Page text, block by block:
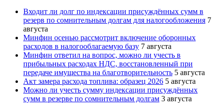
Входит ли долг по индексации присуждённых сумм в
резерв по сомнительным долгам для налогообложения 7
августа
Минфин осенью рассмотрит включение оборонных
расходов в налогооблагаемую базу 7 августа
Минфин ответил на вопрос, можно ли учесть в
прибыльных расходах НДС, восстановленный при
передаче имущества на благотворительность 5 августа
Акт замера расхода топлива: образец 2026 5 августа
Можно ли учесть сумму индексации присуждённых
сумм в резерве по сомнительным долгам 3 августа